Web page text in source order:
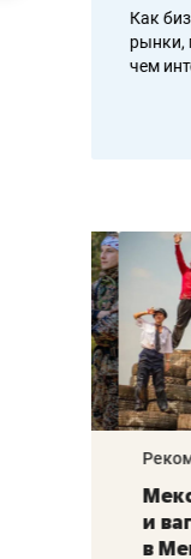
Как
рынки,
чем
и
в